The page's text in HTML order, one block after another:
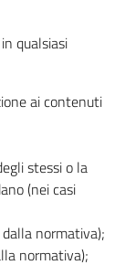
qualsiasi
ai contenuti
stessi o la
(nei casi
normativa);
normativa);